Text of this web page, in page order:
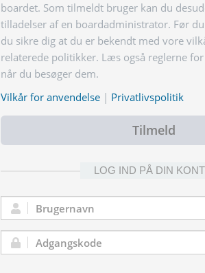
boardet. Som tilmeldt bruger kan du
tilladelser af en boardadministrator. Før
du sikre dig at du er bekendt med vore
relaterede politikker. Læs også reglerne
når du besøger dem.
Vilkår for anvendelse | Privatlivspolitik
Tilmeld
LOG IND PÅ DIN
Brugernavn:
Adgangskode: